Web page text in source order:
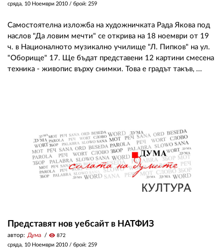
сряда, 10 Ноември 2010 / брой: 259
Самостоятелна изложба на художничката Рада Якова под
наслов "Да ловим мечти" се открива на 18 ноември от 19
ч. в Националното музикално училище "Л. Пипков" на ул.
"Оборище" 17. Ще бъдат представени 12 картини смесена
техника - живопис върху снимки. Това е градът такъв, ...
Представят нов уебсайт в НАТФИЗ
автор: Дума visibility 872
сряда, 10 Ноември 2010 / брой: 259